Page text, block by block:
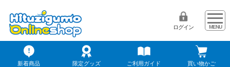
ログイン
新着商品 限定グッズ ご利用ガイド 買い物かご